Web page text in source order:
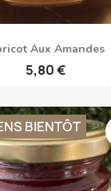
Anteprima
Aux Amandes
5,80 €
BIENTÔT